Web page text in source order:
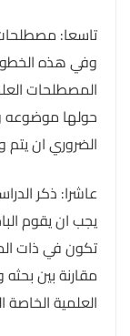
تاسعا:
وفي هذه
المصطلحات
حولها
الضروري ان
عاشرا: ذكر
يجب ان يقوم
تكون في ذات
مقارنة بين بحثه
العلمية